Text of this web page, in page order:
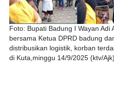
Foto: Bupati Badung I Wayan Adi
bersama Ketua DPRD badung
distribusikan logistik, korban
di Kuta,minggu 14/9/2025 (ktv/Ajk)